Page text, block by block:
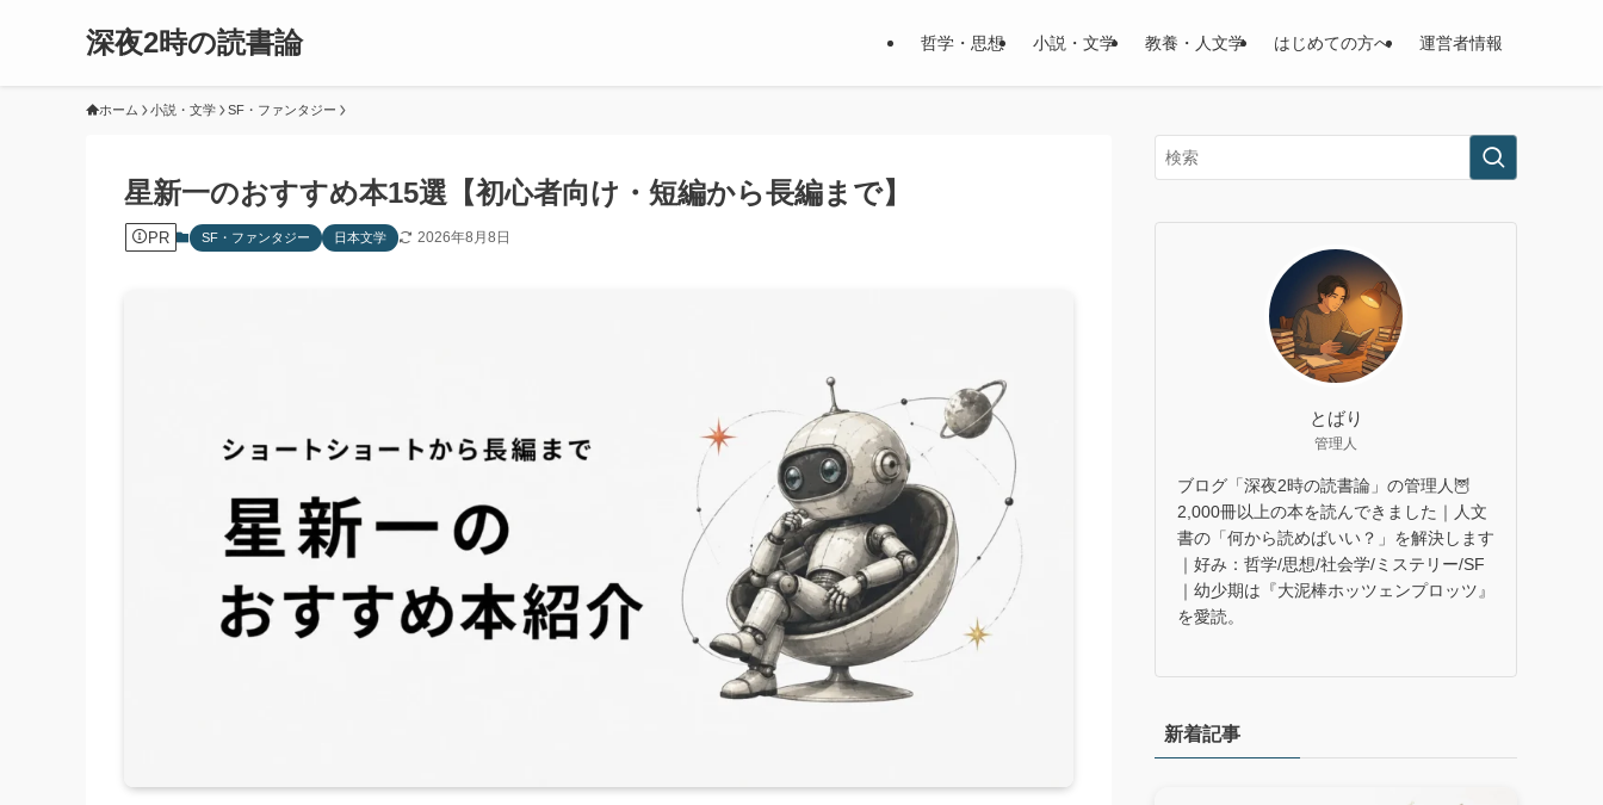
深夜2時の読書論 哲学・思想 小説・文学 教養・人文学 はじめての方へ 運営者情報
ホーム 小説・文学 SF・ファンタジー
星新一のおすすめ本15選【初心者向け・短編から長編まで】
PR SF・ファンタジー 日本文学 2026年8月8日
とばり
管理人
ブログ「深夜2時の読書論」の管理人🦉
2,000冊以上の本を読んできました｜人文
書の「何から読めばいい？」を解決します
｜好み：哲学/思想/社会学/ミステリー/SF
｜幼少期は『大泥棒ホッツェンプロッツ』
を愛読。
新着記事